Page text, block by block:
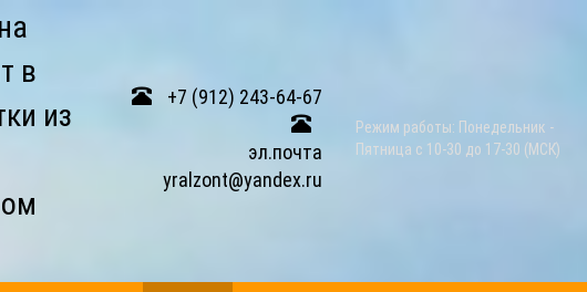
в
из
+7 (912) 243-64-67
эл.почта
yralzont@yandex.ru
Режим работы: Понедельник -
Пятница с 10-30 до 17-30 (МСК)